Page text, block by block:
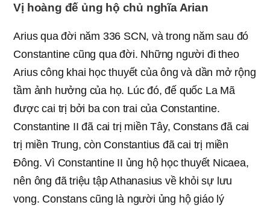
Vị hoàng đế ủng hộ chủ nghĩa Arian
Arius qua đời năm 336 SCN, và trong năm sau đó
Constantine cũng qua đời. Những người đi theo
Arius công khai học thuyết của ông và dần mở rộng
tầm ảnh hưởng của họ. Lúc đó, đế quốc La Mã
được cai trị bởi ba con trai của Constantine.
Constantine II đã cai trị miền Tây, Constans đã cai
trị miền Trung, còn Constantius đã cai trị miền
Đông. Vì Constantine II ủng hộ học thuyết Nicaea,
nên ông đã triệu tập Athanasius về khỏi sự lưu
vong. Constans cũng là người ủng hộ giáo lý